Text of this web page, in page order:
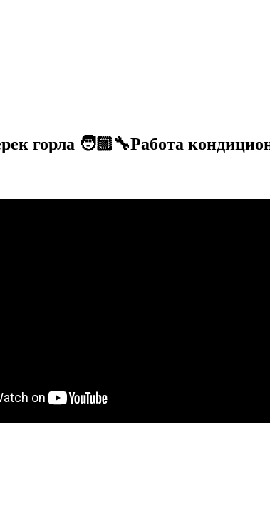
горла 🧑🏼‍🔧Работа